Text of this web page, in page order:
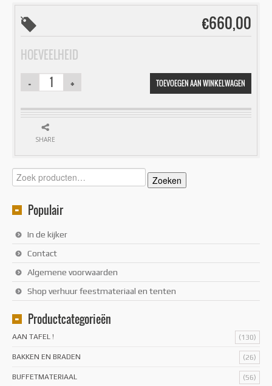
€660,00
HOEVEELHEID
TOEVOEGEN AAN WINKELWAGEN
SHARE
Zoeken
naar:
Zoeken
Populair
In de kijker
Contact
Algemene voorwaarden
Shop verhuur feestmateriaal en tenten
Productcategorieën
AAN TAFEL ! (130)
BAKKEN EN BRADEN (26)
BUFFETMATERIAAL (56)